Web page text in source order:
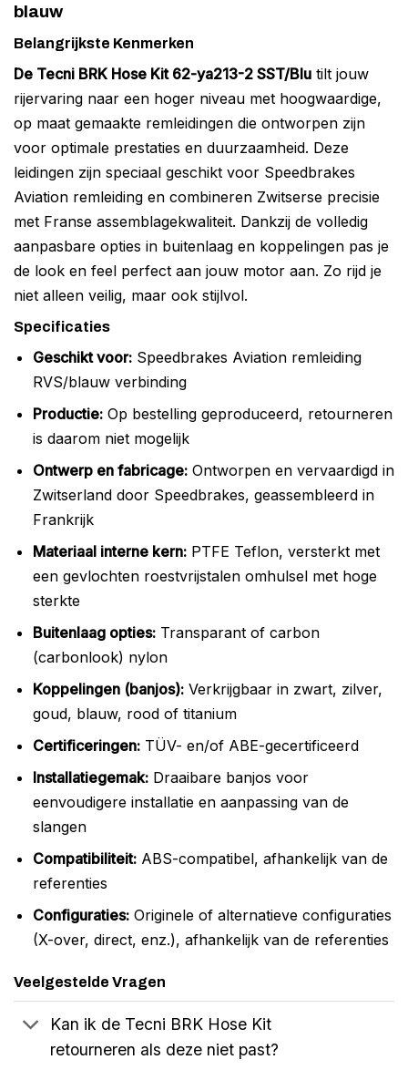
blauw
Belangrijkste Kenmerken
De Tecni BRK Hose Kit 62-ya213-2 SST/Blu tilt jouw
rijervaring naar een hoger niveau met hoogwaardige,
op maat gemaakte remleidingen die ontworpen zijn
voor optimale prestaties en duurzaamheid. Deze
leidingen zijn speciaal geschikt voor Speedbrakes
Aviation remleiding en combineren Zwitserse precisie
met Franse assemblagekwaliteit. Dankzij de volledig
aanpasbare opties in buitenlaag en koppelingen pas je
de look en feel perfect aan jouw motor aan. Zo rijd je
niet alleen veilig, maar ook stijlvol.
Specificaties
Geschikt voor:Speedbrakes Aviation remleiding
RVS/blauw verbinding
Productie:Op bestelling geproduceerd, retourneren
is daarom niet mogelijk
Ontwerp en fabricage:Ontworpen en vervaardigd in
Zwitserland door Speedbrakes, geassembleerd in
Frankrijk
Materiaal interne kern:PTFE Teflon, versterkt met
een gevlochten roestvrijstalen omhulsel met hoge
sterkte
Buitenlaag opties:Transparant of carbon
(carbonlook) nylon
Koppelingen (banjos):Verkrijgbaar in zwart, zilver,
goud, blauw, rood of titanium
Certificeringen:TÜV- en/of ABE-gecertificeerd
Installatiegemak:Draaibare banjos voor
eenvoudigere installatie en aanpassing van de
slangen
Compatibiliteit:ABS-compatibel, afhankelijk van de
referenties
Configuraties:Originele of alternatieve configuraties
(X-over, direct, enz.), afhankelijk van de referenties
Veelgestelde Vragen
Kan ik de Tecni BRK Hose Kit
retourneren als deze niet past?